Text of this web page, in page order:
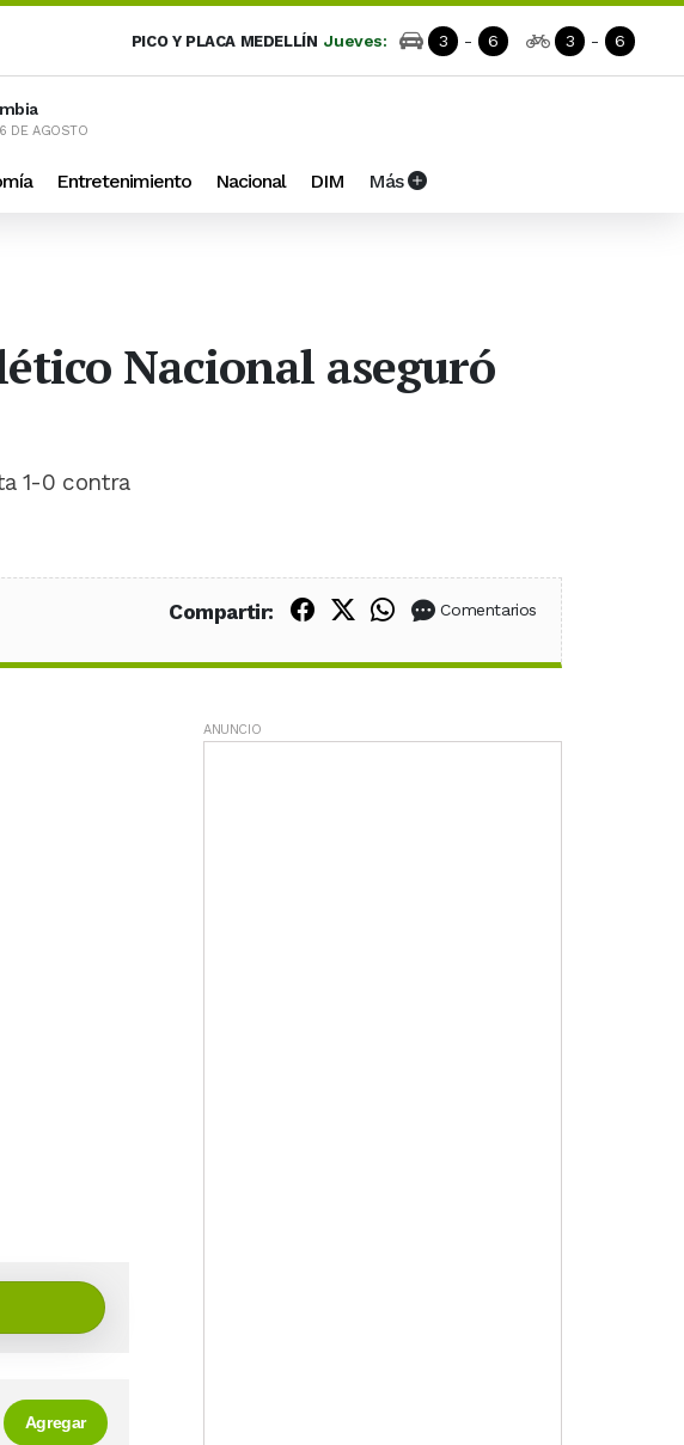
PICO Y PLACA MEDELLÍN Jueves: 3 - 6 3 - 6
DE AGOSTO
Entretenimiento Nacional DIM Más
Nacional aseguró
1-0 contra
Compartir: Compartir en Facebook
Compartir en X (Twitter)
Compartir en WhatsApp
Comentarios
Agregar
ANUNCIO